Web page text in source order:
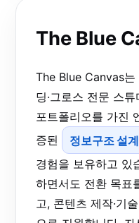
The Blue
The Blue Canvas는
딩·그로스 전문 스
포트폴리오를 가진
증된
정보구조 설계
경험을 보유하고 있
하면서도 전환 목표
고, 콘텐츠 제작·기